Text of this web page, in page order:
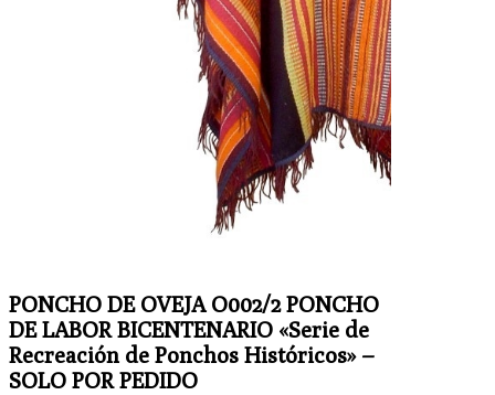
PONCHO DE OVEJA O002/2 PONCHO
DE LABOR BICENTENARIO «Serie de
Recreación de Ponchos Históricos» –
SOLO POR PEDIDO